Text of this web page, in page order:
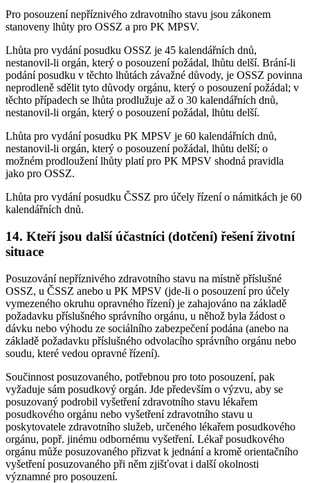
Pro posouzení nepříznivého zdravotního stavu jsou zákonem
stanoveny lhůty pro OSSZ a pro PK MPSV.
Lhůta pro vydání posudku OSSZ je 45 kalendářních dnů,
nestanovil-li orgán, který o posouzení požádal, lhůtu delší. Brání-li
podání posudku v těchto lhůtách závažné důvody, je OSSZ povinna
neprodleně sdělit tyto důvody orgánu, který o posouzení požádal; v
těchto případech se lhůta prodlužuje až o 30 kalendářních dnů,
nestanovil-li orgán, který o posouzení požádal, lhůtu delší.
Lhůta pro vydání posudku PK MPSV je 60 kalendářních dnů,
nestanovil-li orgán, který o posouzení požádal, lhůtu delší; o
možném prodloužení lhůty platí pro PK MPSV shodná pravidla
jako pro OSSZ.
Lhůta pro vydání posudku ČSSZ pro účely řízení o námitkách je 60
kalendářních dnů.
14. Kteří jsou další účastníci (dotčení) řešení životní
situace
Posuzování nepříznivého zdravotního stavu na místně příslušné
OSSZ, u ČSSZ anebo u PK MPSV (jde-li o posouzení pro účely
vymezeného okruhu opravného řízení) je zahajováno na základě
požadavku příslušného správního orgánu, u něhož byla žádost o
dávku nebo výhodu ze sociálního zabezpečení podána (anebo na
základě požadavku příslušného odvolacího správního orgánu nebo
soudu, které vedou opravné řízení).
Součinnost posuzovaného, potřebnou pro toto posouzení, pak
vyžaduje sám posudkový orgán. Jde především o výzvu, aby se
posuzovaný podrobil vyšetření zdravotního stavu lékařem
posudkového orgánu nebo vyšetření zdravotního stavu u
poskytovatele zdravotního služeb, určeného lékařem posudkového
orgánu, popř. jinému odbornému vyšetření. Lékař posudkového
orgánu může posuzovaného přizvat k jednání a kromě orientačního
vyšetření posuzovaného při něm zjišťovat i další okolnosti
významné pro posouzení.